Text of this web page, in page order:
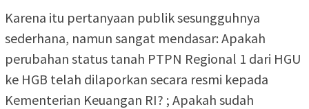
Karena itu pertanyaan publik sesungguhnya
sederhana, namun sangat mendasar: Apakah
perubahan status tanah PTPN Regional 1 dari HGU
ke HGB telah dilaporkan secara resmi kepada
Kementerian Keuangan RI? ; Apakah sudah